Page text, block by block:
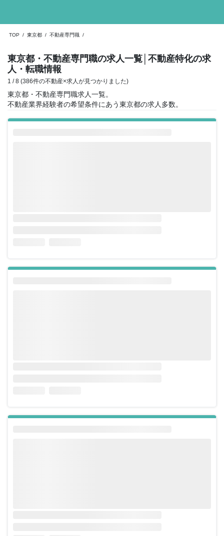
TOP / 東京都 / 不動産専門職 /
東京都・不動産専門職の求人一覧 │不動産特化の求
人・転職情報
1 / 8 (386件の不動産×求人が見つかりました)
東京都・不動産専門職求人一覧。
不動産業界経験者の希望条件にあう東京都の求人多数。